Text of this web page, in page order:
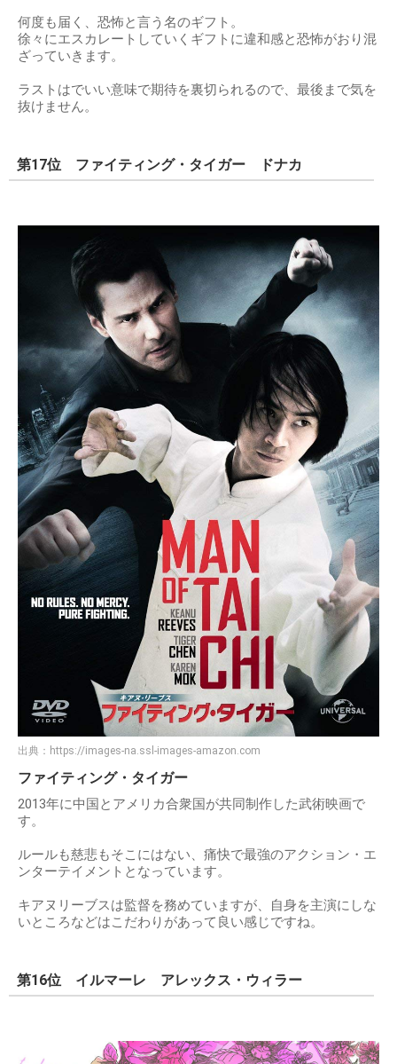
何度も届く、恐怖と言う名のギフト。
徐々にエスカレートしていくギフトに違和感と恐怖がおり混
ざっていきます。
ラストはでいい意味で期待を裏切られるので、最後まで気を
抜けません。
第17位 ファイティング・タイガー ドナカ
出典： https://images-na.ssl-images-amazon.com
ファイティング・タイガー
2013年に中国とアメリカ合衆国が共同制作した武術映画で
す。
ルールも慈悲もそこにはない、痛快で最強のアクション・エ
ンターテイメントとなっています。
キアヌリーブスは監督を務めていますが、自身を主演にしな
いところなどはこだわりがあって良い感じですね。
第16位 イルマーレ アレックス・ウィラー